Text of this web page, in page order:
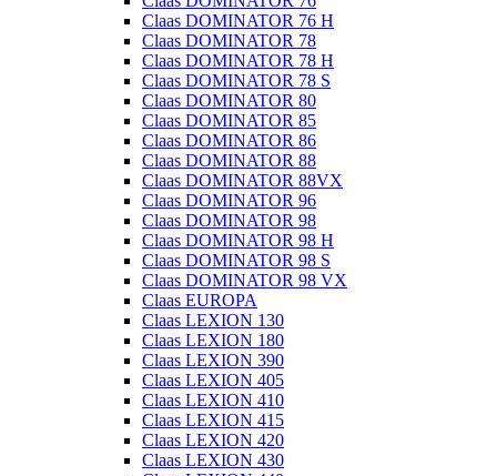
Claas DOMINATOR 76 H
Claas DOMINATOR 78
Claas DOMINATOR 78 H
Claas DOMINATOR 78 S
Claas DOMINATOR 80
Claas DOMINATOR 85
Claas DOMINATOR 86
Claas DOMINATOR 88
Claas DOMINATOR 88VX
Claas DOMINATOR 96
Claas DOMINATOR 98
Claas DOMINATOR 98 H
Claas DOMINATOR 98 S
Claas DOMINATOR 98 VX
Claas EUROPA
Claas LEXION 130
Claas LEXION 180
Claas LEXION 390
Claas LEXION 405
Claas LEXION 410
Claas LEXION 415
Claas LEXION 420
Claas LEXION 430